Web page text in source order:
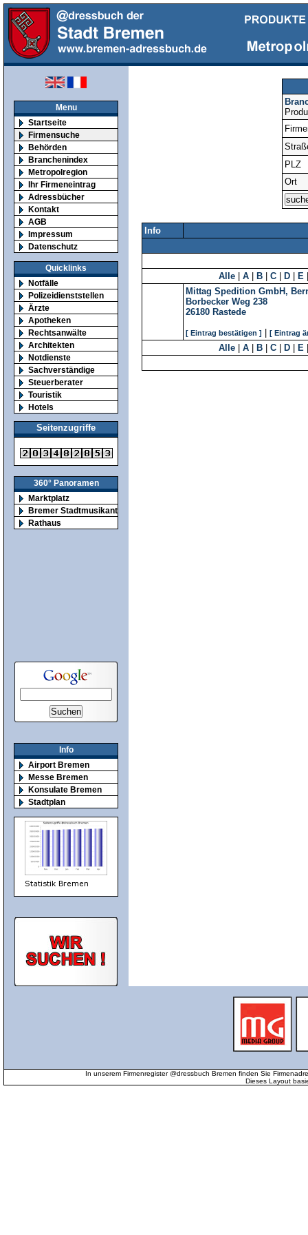
Menu
Startseite
Firmensuche
Behörden
Branchenindex
Metropolregion
Ihr Firmeneintrag
Adressbücher
Kontakt
AGB
Impressum
Datenschutz
Quicklinks
Notfälle
Polizeidienststellen
Ärzte
Apotheken
Rechtsanwälte
Architekten
Notdienste
Sachverständige
Steuerberater
Touristik
Hotels
Seitenzugriffe
360° Panoramen
Marktplatz
Bremer Stadtmusikanten
Rathaus
Info
Airport Bremen
Messe Bremen
Konsulate Bremen
Stadtplan
PLZ
Ort
Info
Alle A B C D E
Mittag Spedition GmbH,
Borbecker Weg 238
26180 Rastede
[ Eintrag bestätigen ] [ Eintrag
Alle A B C D E
In unserem Firmenregister @dressbuch Bremen finden Sie
Dieses Layout